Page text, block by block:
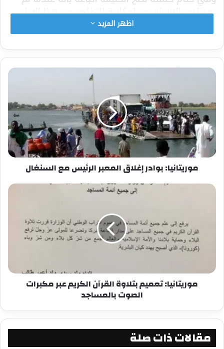
يعد لدى الإنسان من إمكانية للتخلص من هذا الوباء
فعليهم الاعتماد والاتكال على الله واللجوء إليه
لطلب رفع البلاء.
شارك هذا الموضوع:
معجب بهذه:
اظهر المزيد
موريتانيا: بوادر إغلاق المعبر الرئيس مع السنغال
موريتانيا: تعميم بتلاوة القرآن الكريم عبر مكبرات
الصوت بالمساجد
مقالات ذات صلة